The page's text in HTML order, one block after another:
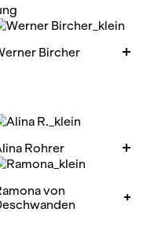
Bircher
Rohrer
von